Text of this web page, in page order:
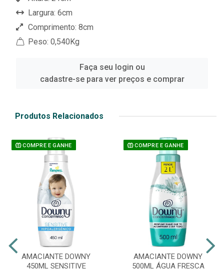
Largura: 6cm
Comprimento: 8cm
Peso: 0,540Kg
Faça seu login ou
cadastre-se para ver preços e comprar
Produtos Relacionados
COMPRE E GANHE
AMACIANTE DOWNY
450ML SENSITIVE
COMPRE E GANHE
AMACIANTE DOWNY
500ML ÁGUA FRESCA